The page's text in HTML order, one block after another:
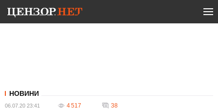
НОВИНИ
06.07.20 23:41 4 517 38